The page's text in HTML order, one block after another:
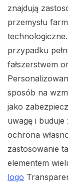
znajdują
przemysłu
technologiczne.
przypadku
fałszerstwem
sposób na
jako
uwagę i
ochrona
zastosowanie
elementem
logo